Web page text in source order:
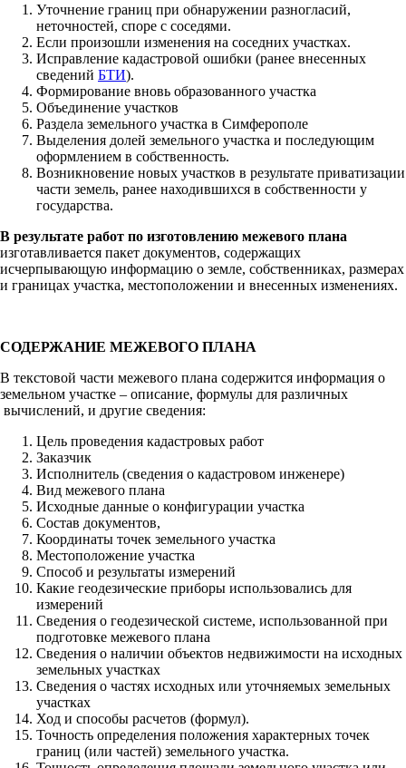
Уточнение границ при обнаружении разногласий,
неточностей, споре с соседями.
Если произошли изменения на соседних участках.
Исправление кадастровой ошибки (ранее внесенных
сведений БТИ).
Формирование вновь образованного участка
Объединение участков
Раздела земельного участка в Симферополе
Выделения долей земельного участка и последующим
оформлением в собственность.
Возникновение новых участков в результате приватизации
части земель, ранее находившихся в собственности у
государства.
В результате работ по изготовлению межевого плана
изготавливается пакет документов, содержащих
исчерпывающую информацию о земле, собственниках, размерах
и границах участка, местоположении и внесенных изменениях.
СОДЕРЖАНИЕ МЕЖЕВОГО ПЛАНА
В текстовой части межевого плана содержится информация о
земельном участке – описание, формулы для различных
вычислений, и другие сведения:
Цель проведения кадастровых работ
Заказчик
Исполнитель (сведения о кадастровом инженере)
Вид межевого плана
Исходные данные о конфигурации участка
Состав документов,
Координаты точек земельного участка
Местоположение участка
Способ и результаты измерений
Какие геодезические приборы использовались для
измерений
Сведения о геодезической системе, использованной при
подготовке межевого плана
Сведения о наличии объектов недвижимости на исходных
земельных участках
Сведения о частях исходных или уточняемых земельных
участках
Ход и способы расчетов (формул).
Точность определения положения характерных точек
границ (или частей) земельного участка.